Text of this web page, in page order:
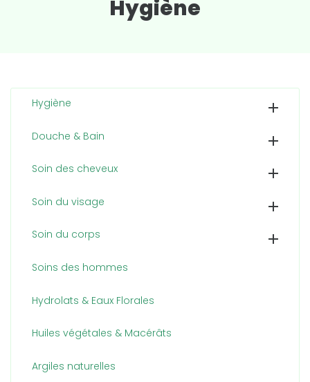
Hygiène
Hygiène 
Douche & Bain 
Soin des cheveux 
Soin du visage 
Soin du corps 
Soins des hommes
Hydrolats & Eaux Florales
Huiles végétales & Macérâts
Argiles naturelles